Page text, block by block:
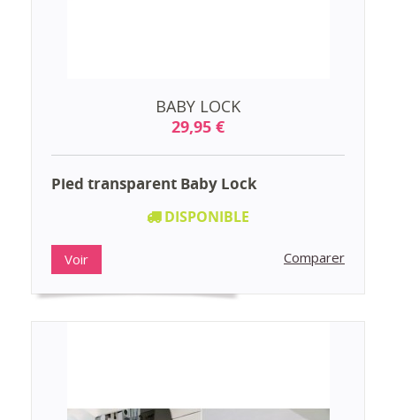
BABY LOCK
29,95 €
Pied transparent Baby Lock
DISPONIBLE
Voir Comparer